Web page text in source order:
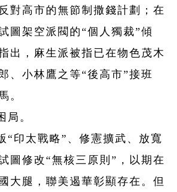
對高市的無節制撒錢計劃；在
圖架空派閥的“個人獨裁”傾
出，麻生派被指已在物色茂木
、小林鷹之等“後高市”接班
。
局。
“印太戰略”、修憲擴武、放寬
圖修改“無核三原則”，以期在
大腿，聯美遏華彰顯存在。但